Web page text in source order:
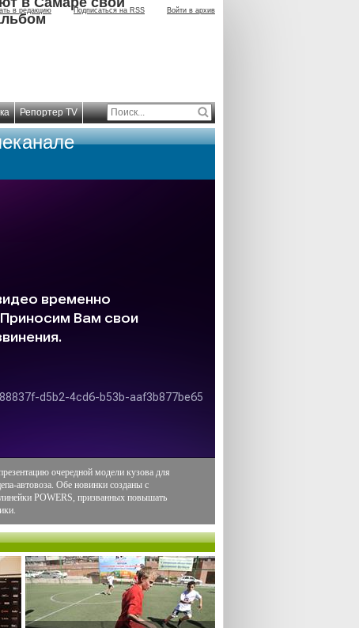
в редакцию Подписаться на RSS Войти в архив
Репортер TV
очередной модели кузова для
автовоза. Обе новинки созданы с
POWERS, призванных повышать